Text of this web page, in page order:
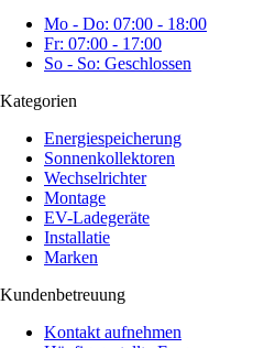
Mo - Do: 07:00 - 18:00
Fr: 07:00 - 17:00
So - So: Geschlossen
Kategorien
Energiespeicherung
Sonnenkollektoren
Wechselrichter
Montage
EV-Ladegeräte
Installatie
Marken
Kundenbetreuung
Kontakt aufnehmen